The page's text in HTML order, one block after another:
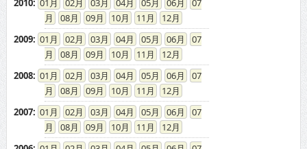
2010: 01 02 03 04 05 06
07
08
09 10 11
12
2009: 01 02 03 04 05 06
07
08
09 10 11
12
2008: 01 02 03 04 05 06
07
08
09 10 11
12
2007: 01 02 03 04 05 06
07
08
09 10 11
12